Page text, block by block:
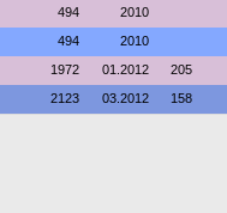
494 2010
494 2010
1972 01.2012 205
2123 03.2012 158